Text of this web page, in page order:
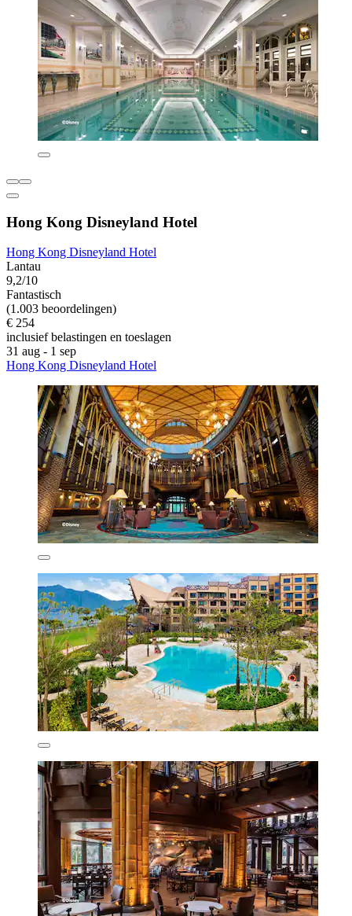
Hong Kong Disneyland Hotel
Hong Kong Disneyland Hotel
Lantau
9,2/10
Fantastisch
(1.003 beoordelingen)
€ 254
inclusief belastingen en toeslagen
31 aug - 1 sep
Hong Kong Disneyland Hotel